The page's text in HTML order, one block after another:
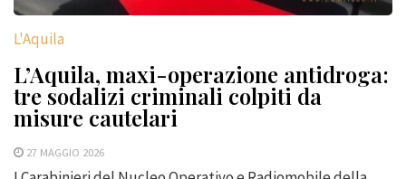
L'Aquila
L’Aquila, maxi-operazione antidroga:
tre sodalizi criminali colpiti da
misure cautelari
27 MAGGIO 2026